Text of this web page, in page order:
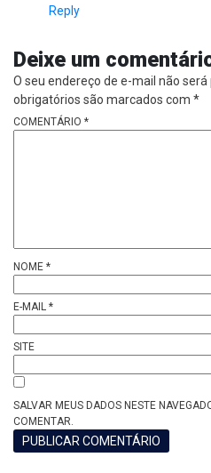
Reply
Deixe um
O seu endereço de e-mail não será
obrigatórios são marcados com *
COMENTÁRIO *
NOME *
E-MAIL *
SITE
SALVAR MEUS DADOS NESTE
COMENTAR.